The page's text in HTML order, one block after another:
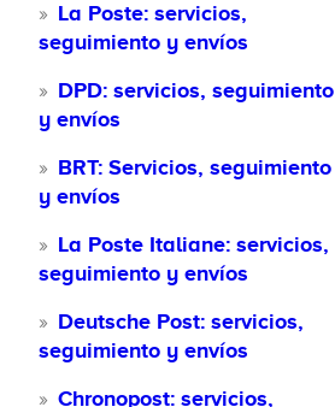
La Poste: servicios,
seguimiento y envíos
DPD: servicios, seguimiento
y envíos
BRT: Servicios, seguimiento
y envíos
La Poste Italiane: servicios,
seguimiento y envíos
Deutsche Post: servicios,
seguimiento y envíos
Chronopost: servicios,